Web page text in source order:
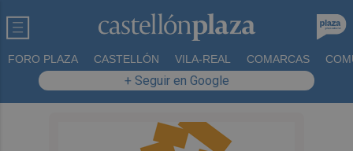
FORO PLAZA CASTELLÓN VILA-REAL COMARCAS
+ Seguir en Google